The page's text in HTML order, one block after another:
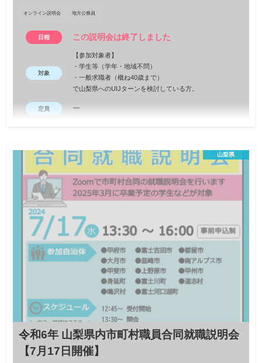
オンライン説明会 地方公務員
日程 この説明会は終了しました
対象
【参加対象者】
・学生等（学年・地域不問）
・一般求職者（概ね40歳まで）
で山梨県へのUIJターンを検討している方。
定員 ー
県庁・警察・消防・市役所・保育など「公務員として働く」こと
について聞けるオンラインセミナー。 選考についての解説のほ
か、自治体ごとの説明タイムでは個別に質問が可能です。 ご興味
がある方はお気軽にご参加ください！ 【参加自治体・団体】山梨
県（人事委員会）・山梨県警甲府市・都留市・甲斐市・韮崎市・
笛吹市
山梨県
令和6年 山梨県内市町村職員合同就職説明会
【7月17日開催】